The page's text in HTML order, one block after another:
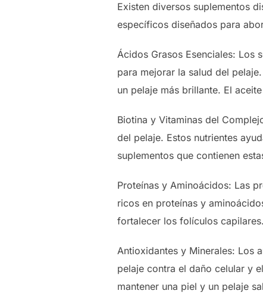
Existen diversos suplementos
específicos diseñados para
Ácidos Grasos Esenciales: Los
para mejorar la salud del
un pelaje más brillante. El
Biotina y Vitaminas del
del pelaje. Estos nutrientes
suplementos que contienen
Proteínas y Aminoácidos: Las
ricos en proteínas y
fortalecer los folículos capilares.
Antioxidantes y Minerales: Los
pelaje contra el daño celular y
mantener una piel y un pelaje